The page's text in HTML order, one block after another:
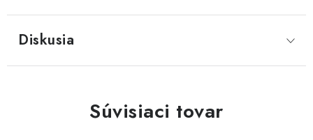
Diskusia
Súvisiaci tovar